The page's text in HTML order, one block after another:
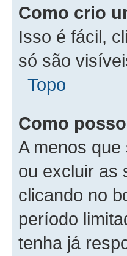
Como crio
Isso é fácil,
só são
Topo
Como
A menos que
ou excluir as
clicando no
período
tenha já